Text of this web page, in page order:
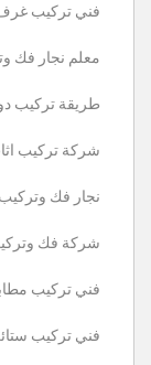
فني تركيب
معلم نجار فك
طريقة تركيب
شركة تركيب
نجار فك
شركة فك
فني تركيب
فني تركيب